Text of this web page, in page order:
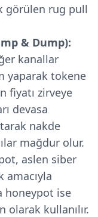
görülen rug pull
& Dump):
kanallar
yaparak tokene
fiyatı zirveye
devasa
nakde
mağdur olur.
aslen siber
amacıyla
honeypot ise
olarak kullanılır.